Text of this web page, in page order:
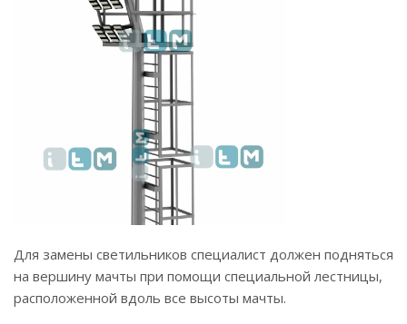
Для замены светильников специалист должен подняться
на вершину мачты при помощи специальной лестницы,
расположенной вдоль все высоты мачты.